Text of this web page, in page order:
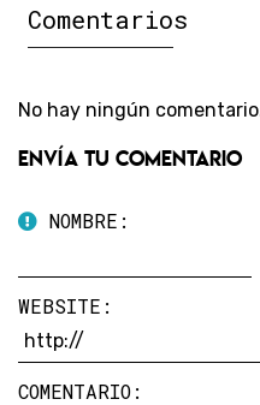
Comentarios
No hay ningún
Envía tu comentario
NOMBRE:
WEBSITE:
COMENTARIO: